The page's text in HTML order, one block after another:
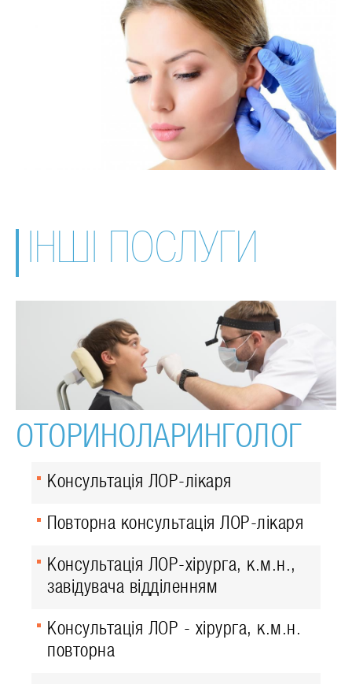
ІНШІ ПОСЛУГИ
ОТОРИНОЛАРИНГОЛОГ
Консультація ЛОР-лікаря
Повторна консультація ЛОР-лікаря
Консультація ЛОР-хірурга, к.м.н.,
завідувача відділенням
Консультація ЛОР - хірурга, к.м.н.
повторна